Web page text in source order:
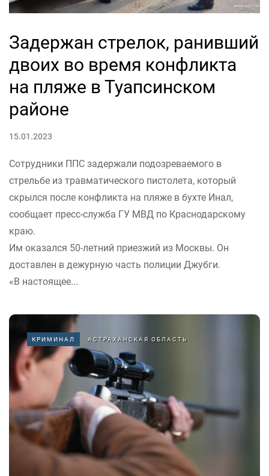
Задержан стрелок, ранивший
двоих во время конфликта
на пляже в Туапсинском
районе
15.01.2023
Сотрудники ППС задержали подозреваемого в
стрельбе из травматического пистолета, который
скрылся после конфликта на пляже в бухте Инал,
сообщает пресс-служба ГУ МВД по Краснодарскому
краю.
Им оказался 50-летний приезжий из Москвы. Он
доставлен в дежурную часть полиции Джубги.
«В настоящее...
КРИМИНАЛ АСТРАХАНСКАЯ ОБЛАСТЬ